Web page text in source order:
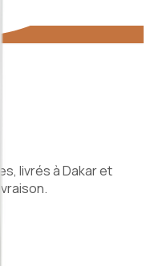
livrés à Dakar et